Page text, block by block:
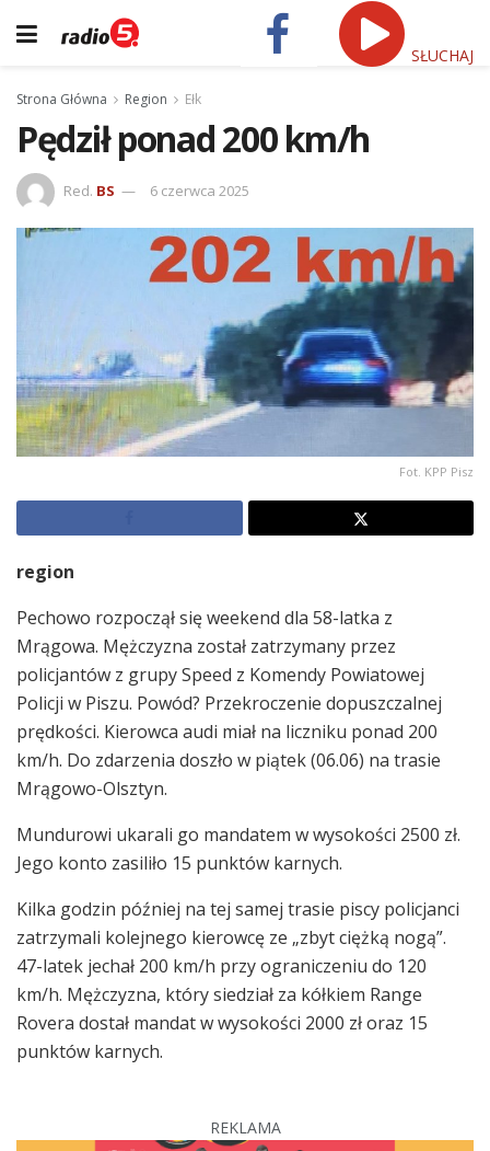
SŁUCHAJ
Strona Główna Region Ełk
Pędził ponad 200 km/h
Red. BS 6 czerwca 2025
Fot. KPP Pisz
region
Pechowo rozpoczął się weekend dla 58-latka z
Mrągowa. Mężczyzna został zatrzymany przez
policjantów z grupy Speed z Komendy Powiatowej
Policji w Piszu. Powód? Przekroczenie dopuszczalnej
prędkości. Kierowca audi miał na liczniku ponad 200
km/h. Do zdarzenia doszło w piątek (06.06) na trasie
Mrągowo-Olsztyn.
Mundurowi ukarali go mandatem w wysokości 2500 zł.
Jego konto zasiliło 15 punktów karnych.
Kilka godzin później na tej samej trasie piscy policjanci
zatrzymali kolejnego kierowcę ze „zbyt ciężką nogą”.
47-latek jechał 200 km/h przy ograniczeniu do 120
km/h. Mężczyzna, który siedział za kółkiem Range
Rovera dostał mandat w wysokości 2000 zł oraz 15
punktów karnych.
REKLAMA